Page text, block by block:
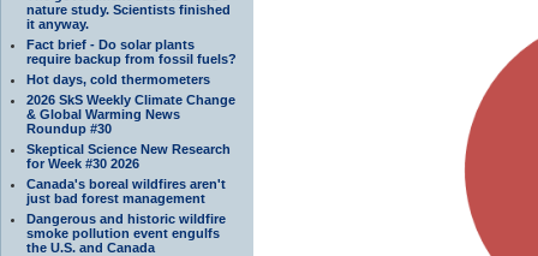
nature study. Scientists finished
it anyway.
Fact brief - Do solar plants
require backup from fossil fuels?
Hot days, cold thermometers
2026 SkS Weekly Climate Change
& Global Warming News
Roundup #30
Skeptical Science New Research
for Week #30 2026
Canada's boreal wildfires aren't
just bad forest management
Dangerous and historic wildfire
smoke pollution event engulfs
the U.S. and Canada